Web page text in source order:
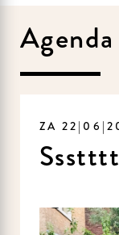
Agenda
ZA